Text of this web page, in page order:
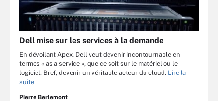
Dell mise sur les services à la demande
En dévoilant Apex, Dell veut devenir incontournable en
termes « as a service », que ce soit sur le matériel ou le
logiciel. Bref, devenir un véritable acteur du cloud. Lire la
suite
Pierre Berlemont